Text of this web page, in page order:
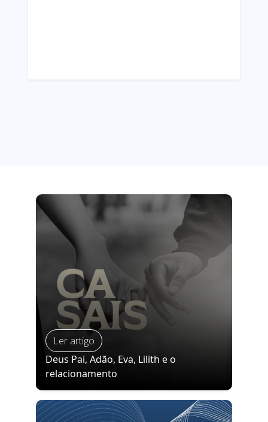
Ler artigo
Deus Pai, Adão, Eva, Lilith e o
relacionamento